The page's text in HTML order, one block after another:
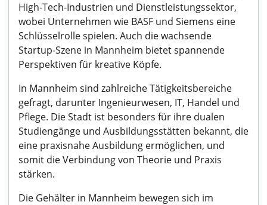
High-Tech-Industrien und Dienstleistungssektor,
wobei Unternehmen wie BASF und Siemens eine
Schlüsselrolle spielen. Auch die wachsende
Startup-Szene in Mannheim bietet spannende
Perspektiven für kreative Köpfe.
In Mannheim sind zahlreiche Tätigkeitsbereiche
gefragt, darunter Ingenieurwesen, IT, Handel und
Pflege. Die Stadt ist besonders für ihre dualen
Studiengänge und Ausbildungsstätten bekannt, die
eine praxisnahe Ausbildung ermöglichen, und
somit die Verbindung von Theorie und Praxis
stärken.
Die Gehälter in Mannheim bewegen sich im